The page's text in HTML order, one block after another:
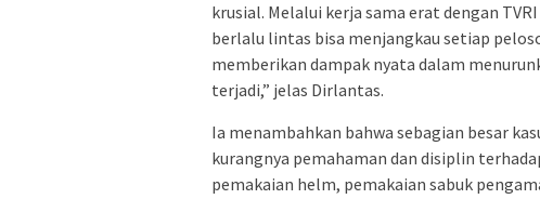
krusial. Melalui kerja sama erat dengan
berlalu lintas bisa menjangkau setiap
memberikan dampak nyata dalam
terjadi,” jelas Dirlantas.
Ia menambahkan bahwa sebagian besar
kurangnya pemahaman dan disiplin
pemakaian helm, pemakaian sabuk